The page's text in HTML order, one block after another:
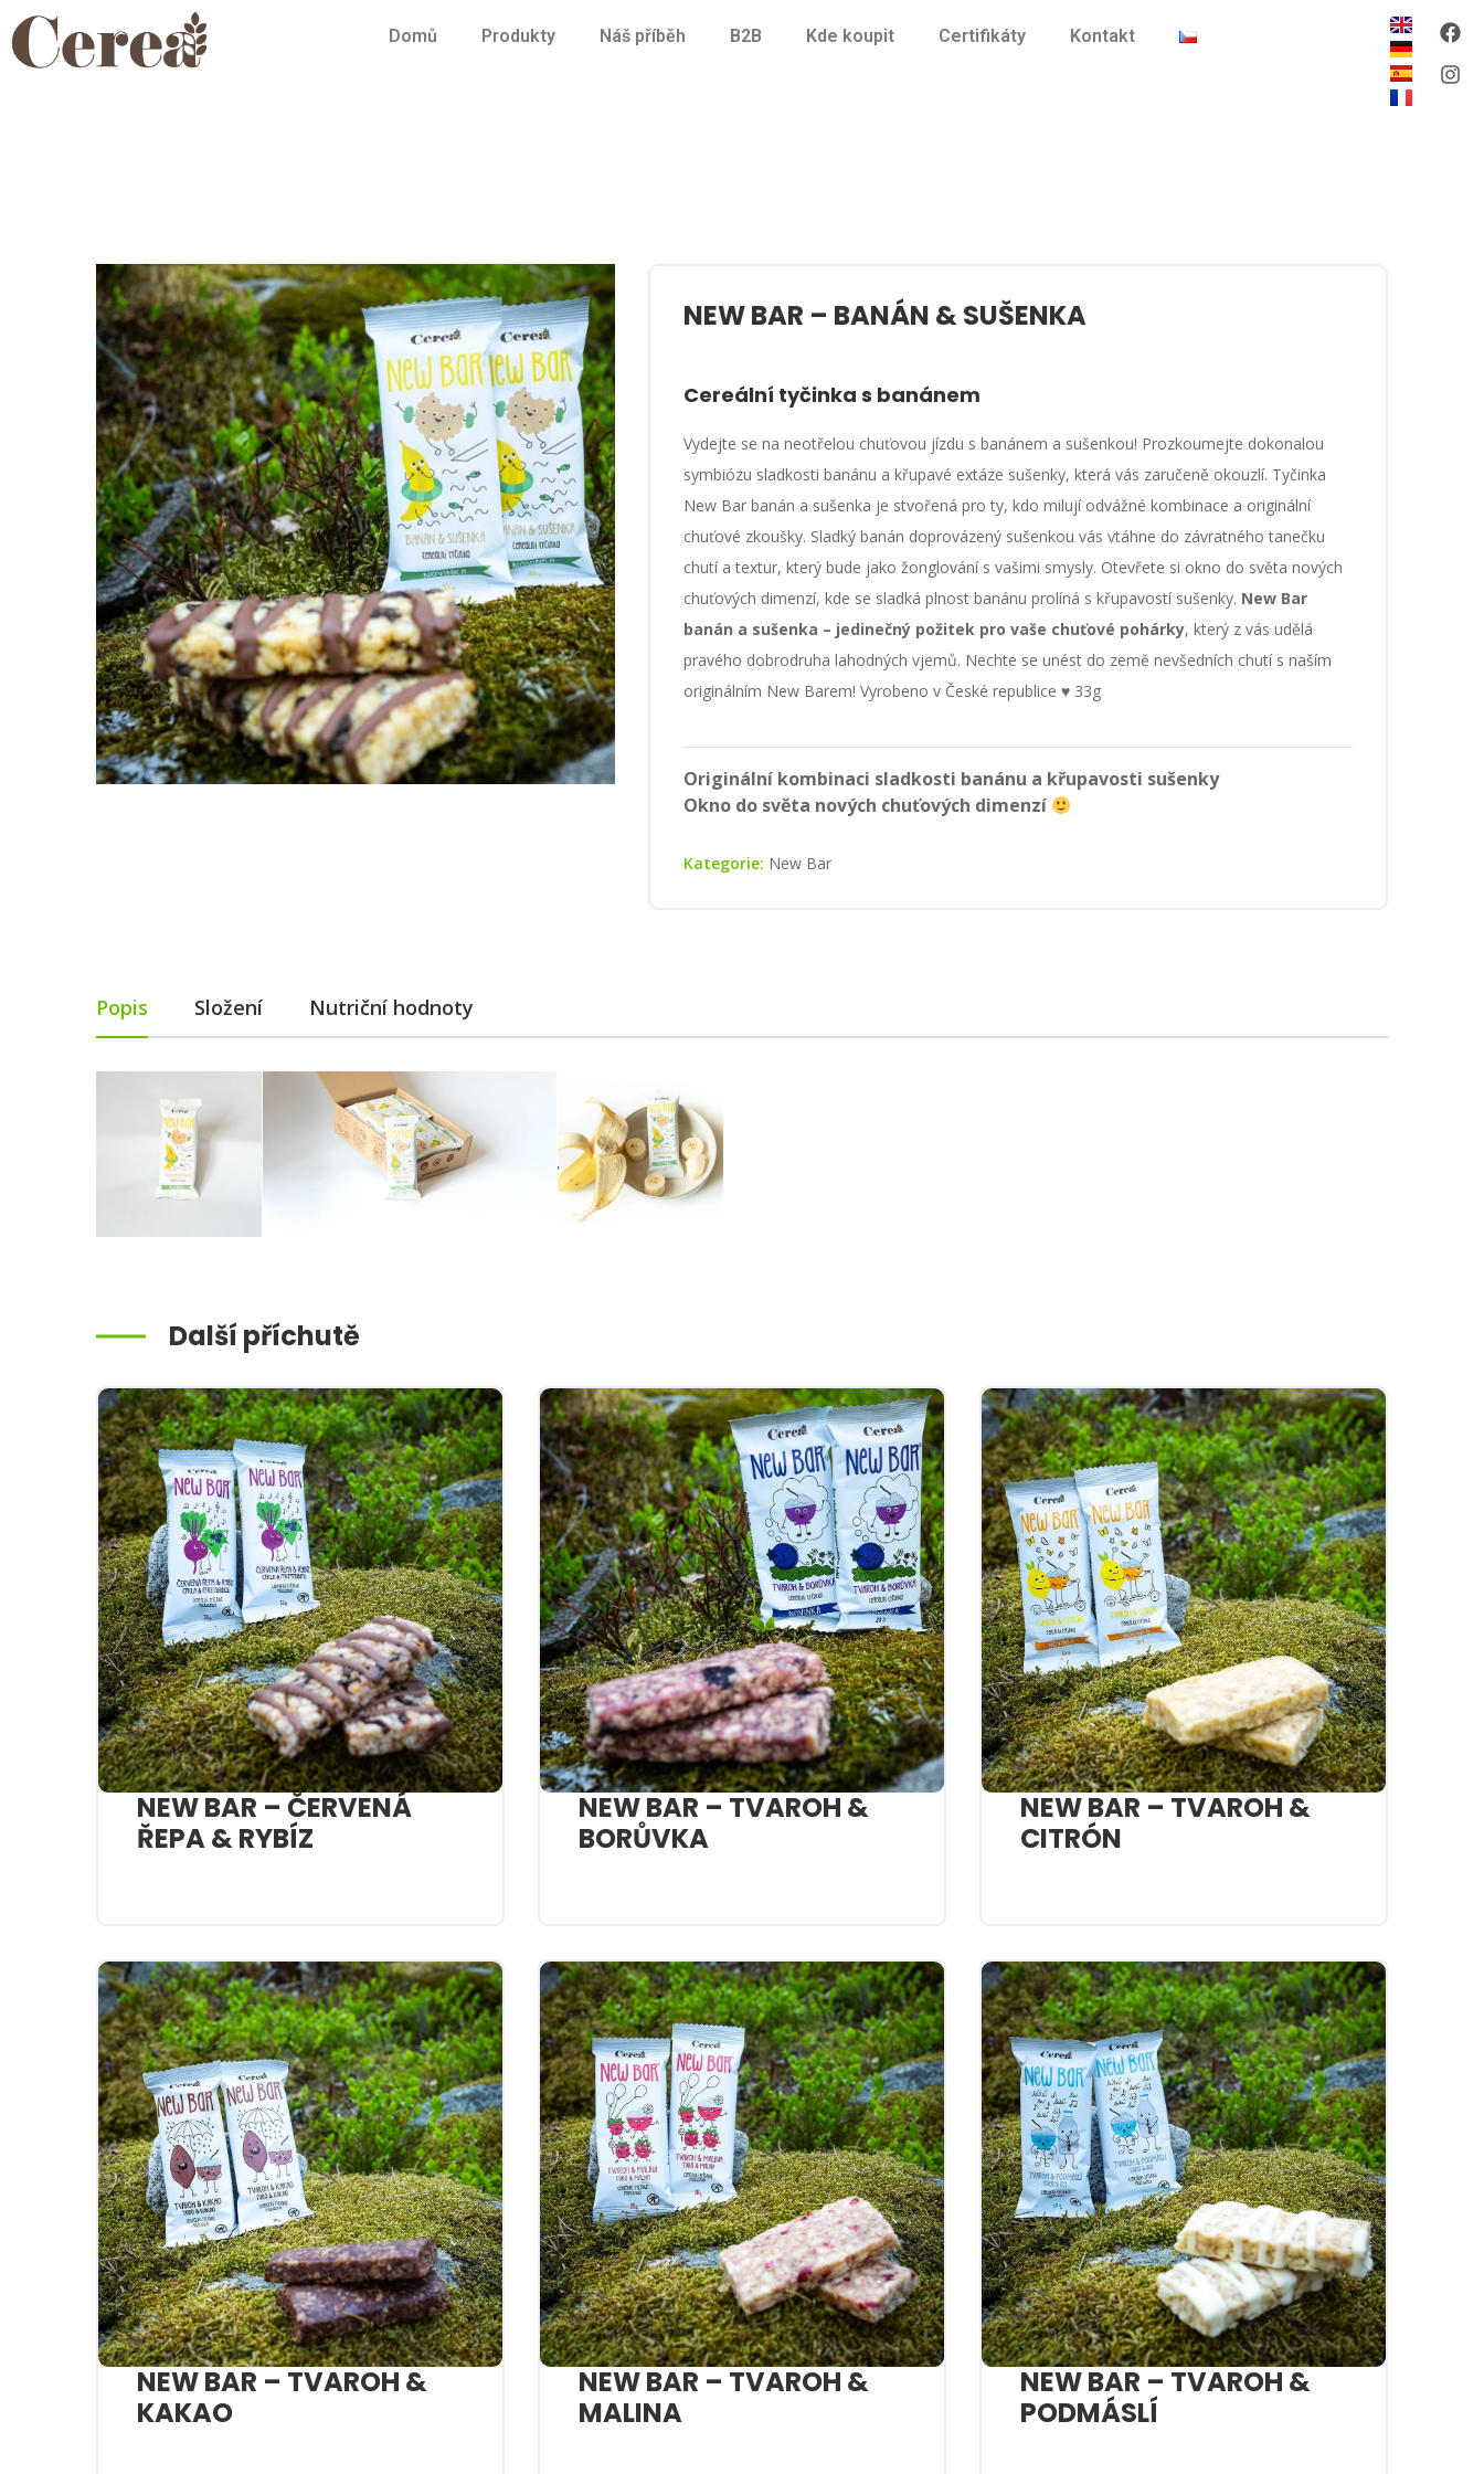
Domů Produkty Náš příběh B2B Kde koupit Certifikáty Kontakt
NEW BAR – BANÁN & SUŠENKA
Cereální tyčinka s banánem
Vydejte se na neotřelou chuťovou jízdu s banánem a sušenkou! Prozkoumejte dokonalou
symbiózu sladkosti banánu a křupavé extáze sušenky, která vás zaručeně okouzlí. Tyčinka
New Bar banán a sušenka je stvořená pro ty, kdo milují odvážné kombinace a originální
chuťové zkoušky. Sladký banán doprovázený sušenkou vás vtáhne do závratného tanečku
chutí a textur, který bude jako žonglování s vašimi smysly. Otevřete si okno do světa nových
chuťových dimenzí, kde se sladká plnost banánu prolíná s křupavostí sušenky. New Bar
banán a sušenka – jedinečný požitek pro vaše chuťové pohárky, který z vás udělá
pravého dobrodruha lahodných vjemů. Nechte se unést do země nevšedních chutí s naším
originálním New Barem! Vyrobeno v České republice ♥ 33g
Originální kombinaci sladkosti banánu a křupavosti sušenky
Okno do světa nových chuťových dimenzí
Kategorie: New Bar
Popis Složení Nutriční hodnoty
Další příchutě
NEW BAR – ČERVENÁ
ŘEPA & RYBÍZ
NEW BAR – TVAROH &
BORŮVKA
NEW BAR – TVAROH &
CITRÓN
NEW BAR – TVAROH &
KAKAO
NEW BAR – TVAROH &
MALINA
NEW BAR – TVAROH &
PODMÁSLÍ